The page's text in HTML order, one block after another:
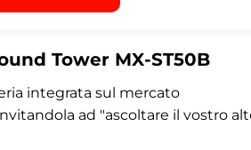
Tower MX-ST50B
integrata sul mercato
ad "ascoltare il vostro